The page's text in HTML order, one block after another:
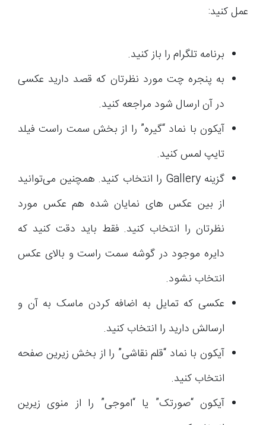
عمل کنید:
برنامه تلگرام را باز کنید.
به پنجره چت مورد نظرتان که قصد دارید عکسی
در آن ارسال شود مراجعه کنید.
آیکون با نماد “گیره” را از بخش سمت راست فیلد
تایپ لمس کنید.
گزینه Gallery را انتخاب کنید. همچنین می‌توانید
از بین عکس های نمایان شده هم عکس مورد
نظرتان را انتخاب کنید. فقط باید دقت کنید که
دایره موجود در گوشه سمت راست و بالای عکس
انتخاب نشود.
عکسی که تمایل به اضافه کردن ماسک به آن و
ارسالش دارید را انتخاب کنید.
آیکون با نماد “قلم نقاشی” را از بخش زیرین صفحه
انتخاب کنید.
آیکون “صورتک” یا “اموجی” را از منوی زیرین